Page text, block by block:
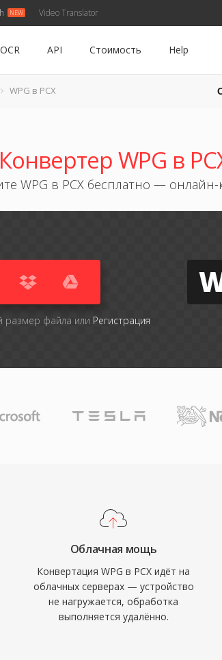
Video Translator
OCR API Стоимость Help
WPG в PCX
Конвертер WPG в
WPG в PCX бесплатно —
размер файла или Регистрация
Облачная мощь
Конвертация WPG в PCX идёт на
облачных серверах — устройство
не нагружается, обработка
выполняется удалённо.